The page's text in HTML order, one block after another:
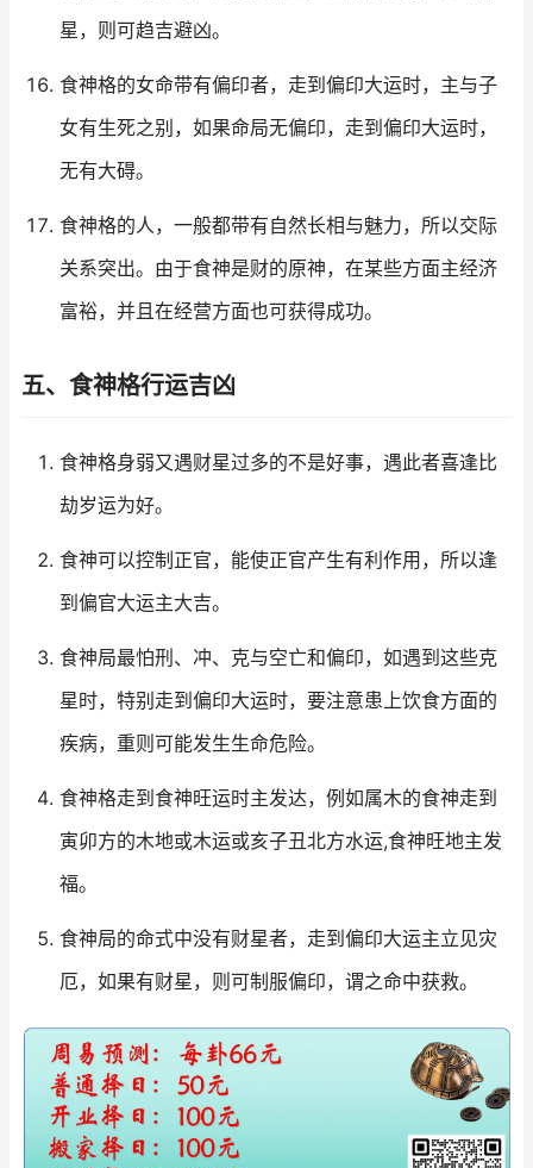
星，则可趋吉避凶。
食神格的女命带有偏印者，走到偏印大运时，主与子
女有生死之别，如果命局无偏印，走到偏印大运时，
无有大碍。
食神格的人，一般都带有自然长相与魅力，所以交际
关系突出。由于食神是财的原神，在某些方面主经济
富裕，并且在经营方面也可获得成功。
五、食神格行运吉凶
食神格身弱又遇财星过多的不是好事，遇此者喜逢比
劫岁运为好。
食神可以控制正官，能使正官产生有利作用，所以逢
到偏官大运主大吉。
食神局最怕刑、冲、克与空亡和偏印，如遇到这些克
星时，特别走到偏印大运时，要注意患上饮食方面的
疾病，重则可能发生生命危险。
食神格走到食神旺运时主发达，例如属木的食神走到
寅卯方的木地或木运或亥子丑北方水运,食神旺地主发
福。
食神局的命式中没有财星者，走到偏印大运主立见灾
厄，如果有财星，则可制服偏印，谓之命中获救。